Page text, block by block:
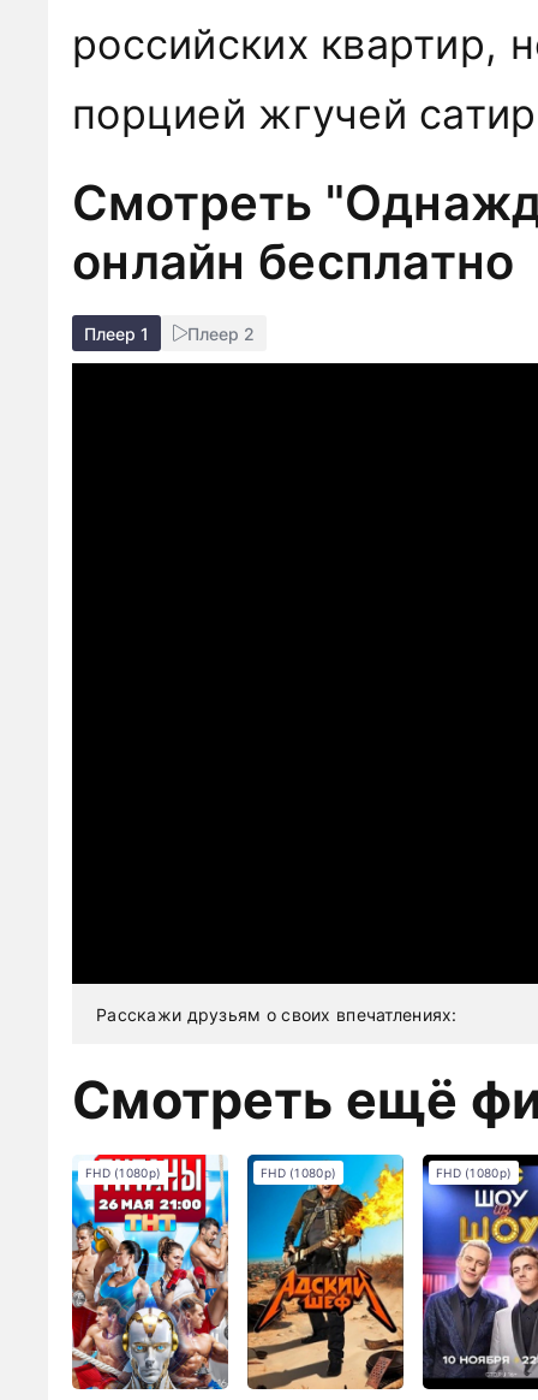
российских квартир,
порцией жгучей
Смотреть
онлайн бесплатно
Плеер 1 Плеер 2
Расскажи друзьям о своих впечатлениях:
Смотреть ещё
FHD (1080p) FHD (1080p) FHD (1080p)